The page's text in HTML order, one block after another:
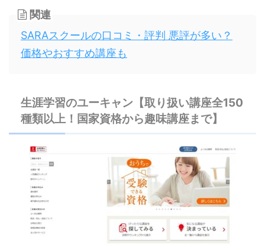
関連
SARAスクールの口コミ・評判 悪評が多い？
価格やおすすめ講座も
生涯学習のユーキャン【取り扱い講座全150
種類以上！国家資格から趣味講座まで】